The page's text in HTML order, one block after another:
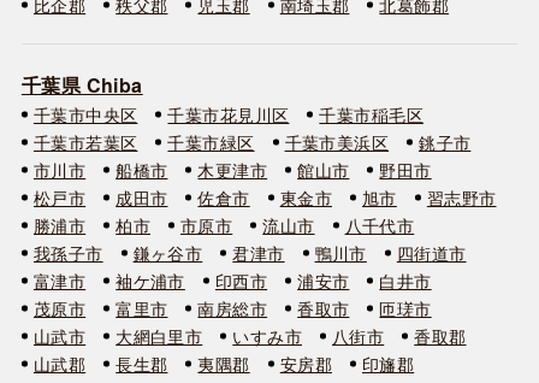
千葉県 Chiba
千葉市中央区 千葉市花見川区
千葉市稲毛区
千葉市若葉区
千葉市緑区 千葉市美浜区
銚子市
市川市
船橋市 木更津市 館山市
野田市
松戸市
成田市 佐倉市 東金市 旭市
習志野市
勝浦市
柏市 市原市 流山市
八千代市
我孫子市
鎌ヶ谷市 君津市 鴨川市
四街道市
富津市
袖ケ浦市 印西市 浦安市
白井市
茂原市
富里市 南房総市 香取市
匝瑳市
山武市
大網白里市 いすみ市 八街市
香取郡
山武郡
長生郡 夷隅郡 安房郡 印旛郡